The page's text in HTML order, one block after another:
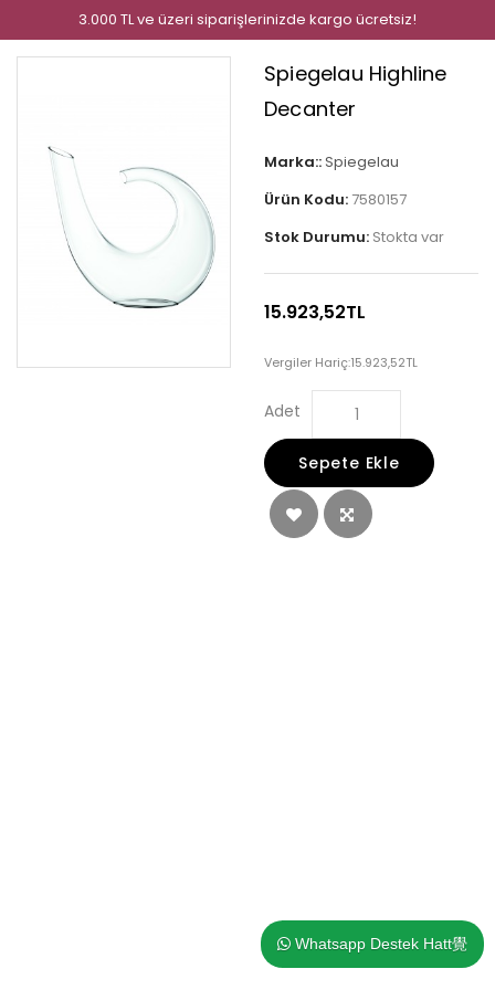
3.000 TL ve üzeri siparişlerinizde kargo ücretsiz!
Whatsapp Destek Hatt覺
Spiegelau Highline
Decanter
Marka::Spiegelau
Ürün Kodu: 7580157
Stok Durumu: Stokta var
15.923,52TL
Vergiler Hariç:15.923,52TL
Adet
Sepete Ekle